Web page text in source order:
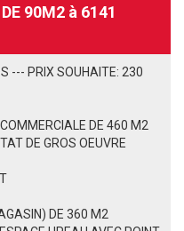
90M2 à 6141
--- PRIX SOUHAITE: 230
DE 460 M2
DE GROS OEUVRE
DE 360 M2